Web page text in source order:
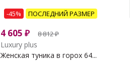
-45% ПОСЛЕДНИЙ РАЗМЕР
4 605 ₽ 8 812₽
Luxury plus
Женская туника в горох 64...